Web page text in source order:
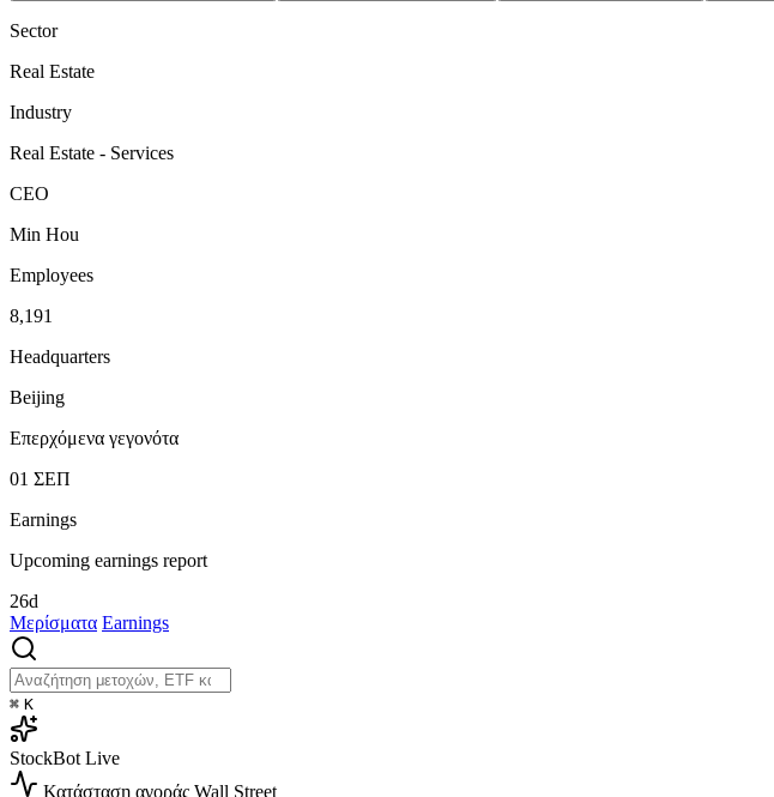
Sector
Real Estate
Industry
Real Estate - Services
CEO
Min Hou
Employees
8,191
Headquarters
Beijing
Επερχόμενα γεγονότα
01 ΣΕΠ
Earnings
Upcoming earnings report
26d
Μερίσματα Earnings
⌘ K
StockBot Live
Κατάσταση αγοράς Wall Street